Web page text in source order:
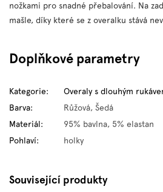
nožkami pro snadné přebalování. Na
mašle, díky které se z overalku stává
Doplňkové parametry
Kategorie:
Overaly s dlouhým
Barva:
Růžová, Šedá
Materiál:
95% bavlna, 5% elastan
Pohlaví: holky
Související produkty